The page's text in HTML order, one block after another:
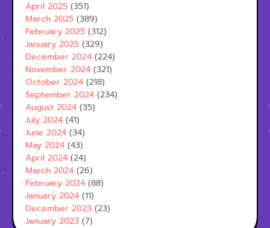
April 2025 (351)
March 2025 (389)
February 2025 (312)
January 2025 (329)
December 2024 (224)
November 2024 (321)
October 2024 (218)
September 2024 (234)
August 2024 (35)
July 2024 (41)
June 2024 (34)
May 2024 (43)
April 2024 (24)
March 2024 (26)
February 2024 (88)
January 2024 (11)
December 2023 (23)
January 2023 (7)